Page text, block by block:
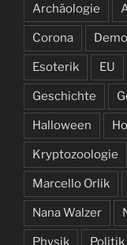
Archäologie
Corona
Esoterik EU
Geschichte
Halloween
Kryptozoologie
Marcello Orlik
Nana Walzer
Physik Politik